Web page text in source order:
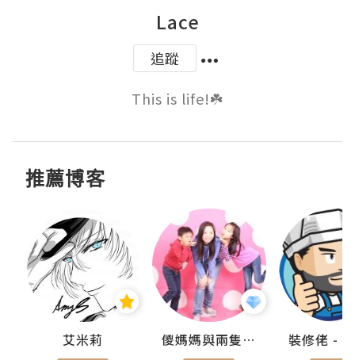
Lace
追蹤
This is life!☘️
推薦博客
艾米莉 儍媽媽與兩隻小魔怪之家